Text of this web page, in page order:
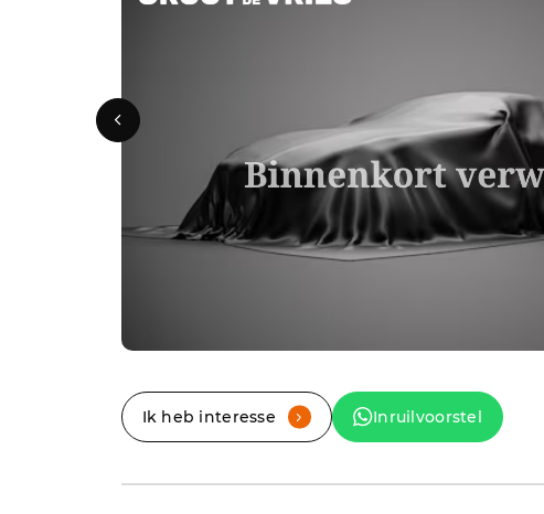
Ik heb interesse . Inruilvoorstel